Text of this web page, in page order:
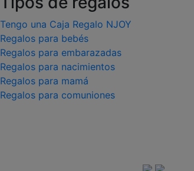
Tengo una Caja Regalo NJOY
Regalos para bebés
Regalos para embarazadas
Regalos para nacimientos
Regalos para mamá
Regalos para comuniones